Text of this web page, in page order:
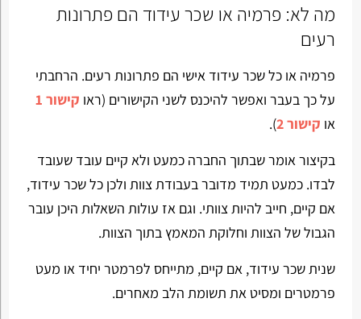
מה לא: פרמיה או שכר עידוד הם פתרונות
רעים
פרמיה או כל שכר עידוד אישי הם פתרונות רעים. הרחבתי
על כך בעבר ואפשר להיכנס לשני הקישורים (ראו קישור 1
או קישור 2 ).
בקיצור אומר שבתוך החברה כמעט ולא קיים עובד שעובד
לבדו. כמעט תמיד מדובר בעבודת צוות ולכן כל שכר עידוד,
אם קיים, חייב להיות צוותי. וגם אז עולות השאלות היכן עובר
הגבול של הצוות וחלוקת המאמץ בתוך הצוות.
שנית שכר עידוד, אם קיים, מתייחס לפרמטר יחיד או מעט
פרמטרים ומסיט את תשומת הלב מאחרים.